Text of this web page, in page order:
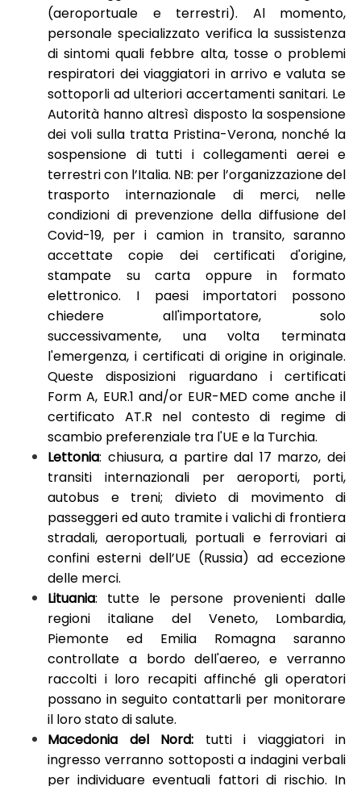
(aeroportuale e terrestri). Al momento,
personale specializzato verifica la sussistenza
di sintomi quali febbre alta, tosse o problemi
respiratori dei viaggiatori in arrivo e valuta se
sottoporli ad ulteriori accertamenti sanitari. Le
Autorità hanno altresì disposto la sospensione
dei voli sulla tratta Pristina-Verona, nonché la
sospensione di tutti i collegamenti aerei e
terrestri con l’Italia. NB: per l’organizzazione del
trasporto internazionale di merci, nelle
condizioni di prevenzione della diffusione del
Covid-19, per i camion in transito, saranno
accettate copie dei certificati d'origine,
stampate su carta oppure in formato
elettronico. I paesi importatori possono
chiedere all'importatore, solo
successivamente, una volta terminata
l'emergenza, i certificati di origine in originale.
Queste disposizioni riguardano i certificati
Form A, EUR.1 and/or EUR-MED come anche il
certificato AT.R nel contesto di regime di
scambio preferenziale tra l'UE e la Turchia.
Lettonia: chiusura, a partire dal 17 marzo, dei
transiti internazionali per aeroporti, porti,
autobus e treni; divieto di movimento di
passeggeri ed auto tramite i valichi di frontiera
stradali, aeroportuali, portuali e ferroviari ai
confini esterni dell’UE (Russia) ad eccezione
delle merci.
Lituania: tutte le persone provenienti dalle
regioni italiane del Veneto, Lombardia,
Piemonte ed Emilia Romagna saranno
controllate a bordo dell'aereo, e verranno
raccolti i loro recapiti affinché gli operatori
possano in seguito contattarli per monitorare
il loro stato di salute.
Macedonia del Nord: tutti i viaggiatori in
ingresso verranno sottoposti a indagini verbali
per individuare eventuali fattori di rischio. In